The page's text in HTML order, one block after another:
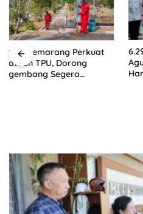
6.292 Siswa Ikut Seleksi,
Agustina: Budaya Ilmiah
Harus Tumbuh Sejak Dini